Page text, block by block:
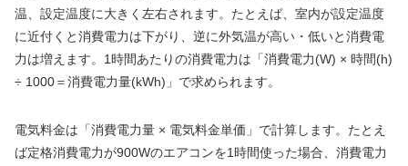
温、設定温度に大きく左右されます。たとえば、室内が設定温度
に近付くと消費電力は下がり、逆に外気温が高い・低いと消費電
力は増えます。1時間あたりの消費電力は「消費電力(W) × 時間(h)
÷ 1000＝消費電力量(kWh)」で求められます。
電気料金は「消費電力量 × 電気料金単価」で計算します。たとえ
ば定格消費電力が900Wのエアコンを1時間使った場合、消費電力